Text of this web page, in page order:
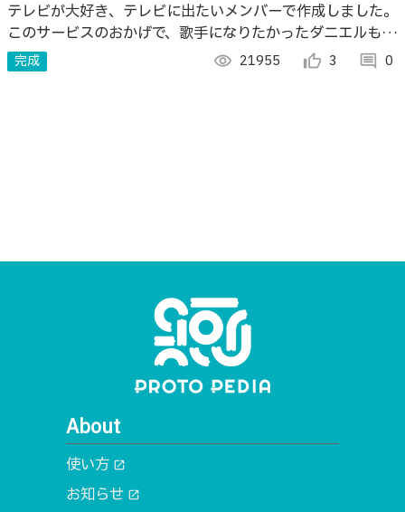
テレビが大好き、テレビに出たいメンバーで作成しました。
このサービスのおかげで、歌手になりたかったダニエルも、
アイドルになりたかった曽根岡も、諦めていた夢を擬似的に
実現できました。
完成 visibility 21955 thumb_up_alt 3 comment 0
About
使い方 open_in_new
お知らせ open_in_new